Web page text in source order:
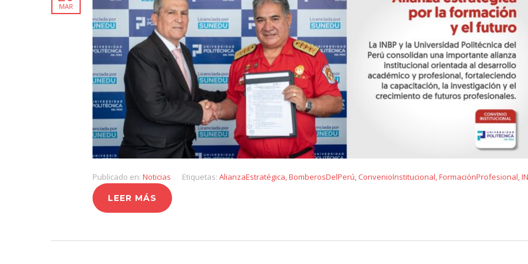
MAR
Publicado en: Noticias Etiquetas: AlianzaEstratégica,BomberosDelPerú, ConvenioInstitucional,FormaciónProfesional,
LEER MÁS